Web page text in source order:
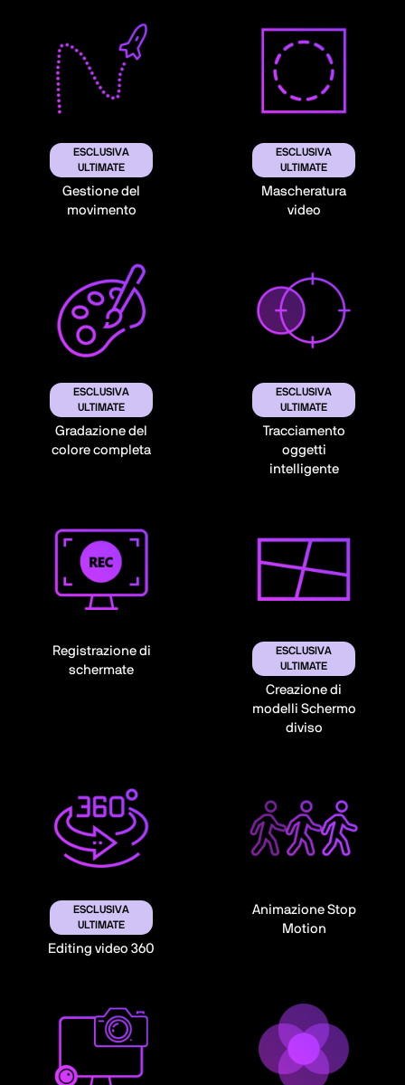
ESCLUSIVA
ULTIMATE
Gestione del
movimento
ESCLUSIVA
ULTIMATE
Mascheratura
video
ESCLUSIVA
ULTIMATE
Gradazione del
colore completa
ESCLUSIVA
ULTIMATE
Tracciamento
oggetti
intelligente
Registrazione di
schermate
ESCLUSIVA
ULTIMATE
Creazione di
modelli Schermo
diviso
ESCLUSIVA
ULTIMATE
Editing video 360
Animazione Stop
Motion